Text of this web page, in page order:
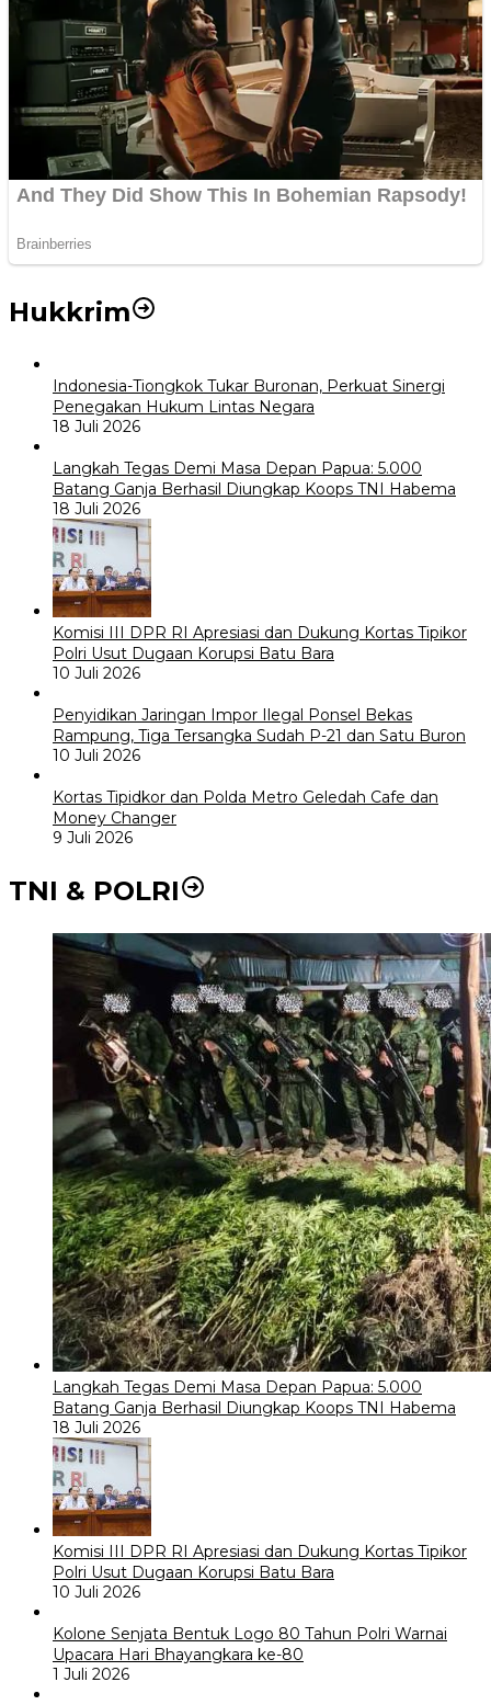
Hukkrim
Indonesia-Tiongkok Tukar Buronan, Perkuat Sinergi
Penegakan Hukum Lintas Negara
18 Juli 2026
Langkah Tegas Demi Masa Depan Papua: 5.000
Batang Ganja Berhasil Diungkap Koops TNI Habema
18 Juli 2026
Komisi III DPR RI Apresiasi dan Dukung Kortas Tipikor
Polri Usut Dugaan Korupsi Batu Bara
10 Juli 2026
Penyidikan Jaringan Impor Ilegal Ponsel Bekas
Rampung, Tiga Tersangka Sudah P-21 dan Satu Buron
10 Juli 2026
Kortas Tipidkor dan Polda Metro Geledah Cafe dan
Money Changer
9 Juli 2026
TNI & POLRI
Langkah Tegas Demi Masa Depan Papua: 5.000
Batang Ganja Berhasil Diungkap Koops TNI Habema
18 Juli 2026
Komisi III DPR RI Apresiasi dan Dukung Kortas Tipikor
Polri Usut Dugaan Korupsi Batu Bara
10 Juli 2026
Kolone Senjata Bentuk Logo 80 Tahun Polri Warnai
Upacara Hari Bhayangkara ke-80
1 Juli 2026